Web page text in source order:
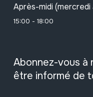
Après-midi (mercredi
15:00 - 18:00
Abonnez-vous
être informé de